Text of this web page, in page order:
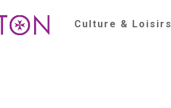
Culture & Loisirs